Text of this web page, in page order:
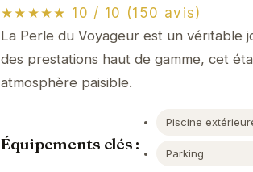
★★★★★ 10 / 10 (150 avis)
La Perle du Voyageur est un véritable
des prestations haut de gamme, cet
atmosphère paisible.
Équipements clés :
Piscine
Parking